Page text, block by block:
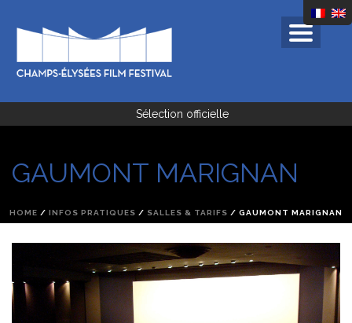
Sélection officielle
GAUMONT MARIGNAN
HOME / INFOS PRATIQUES / SALLES & TARIFS / GAUMONT MARIGNAN